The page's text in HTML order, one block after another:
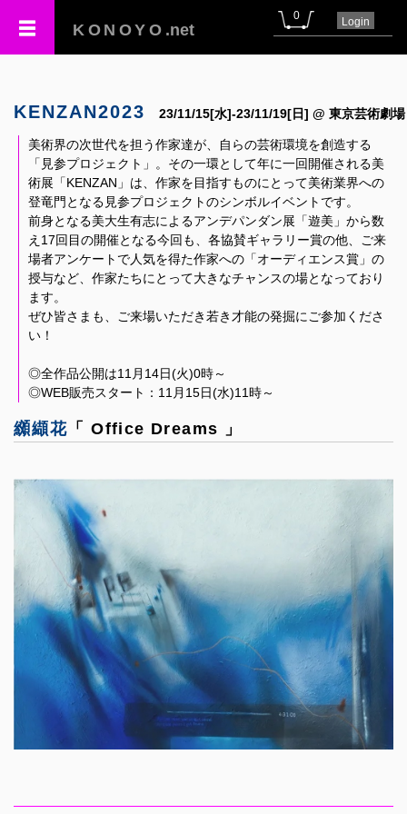
KONOYO .net
0 Login
KENZAN2023 23/11/15[水]-23/11/19[日] @ 東京芸術劇場
美術界の次世代を担う作家達が、自らの芸術環境を創造する
「見参プロジェクト」。その一環として年に一回開催される美
術展「KENZAN」は、作家を目指すものにとって美術業界への
登竜門となる見参プロジェクトのシンボルイベントです。
前身となる美大生有志によるアンデパンダン展「遊美」から数
え17回目の開催となる今回も、各協賛ギャラリー賞の他、ご来
場者アンケートで人気を得た作家への「オーディエンス賞」の
授与など、作家たちにとって大きなチャンスの場となっており
ます。
ぜひ皆さまも、ご来場いただき若き才能の発掘にご参加くださ
い！
◎全作品公開は11月14日(火)0時～
◎WEB販売スタート：11月15日(水)11時～
纐纈花 「 Office Dreams 」